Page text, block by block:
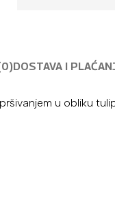
DOSTAVA I
u obliku